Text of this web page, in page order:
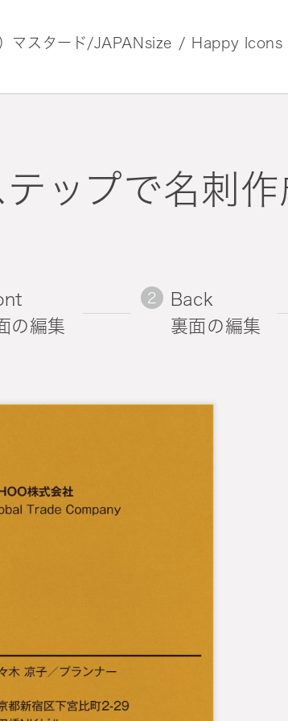
マスタード/JAPANsize Happy
ップで名刺
の編集
Back
裏面の編集